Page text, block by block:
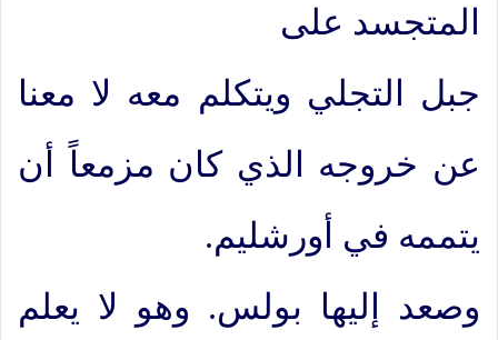
المتجسد على
جبل التجلي ويتكلم معه لا معنا
عن خروجه الذي كان مزمعاً أن
يتممه في أورشليم.
وصعد إليها بولس. وهو لا يعلم